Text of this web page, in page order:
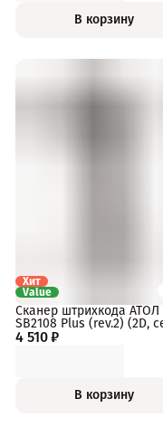
В корзину
Хит
Value
4 510 ₽
Сканер штрихкода АТОЛ
SB2108 Plus (rev.2) (2D,
USB, без подставки,
В корзину